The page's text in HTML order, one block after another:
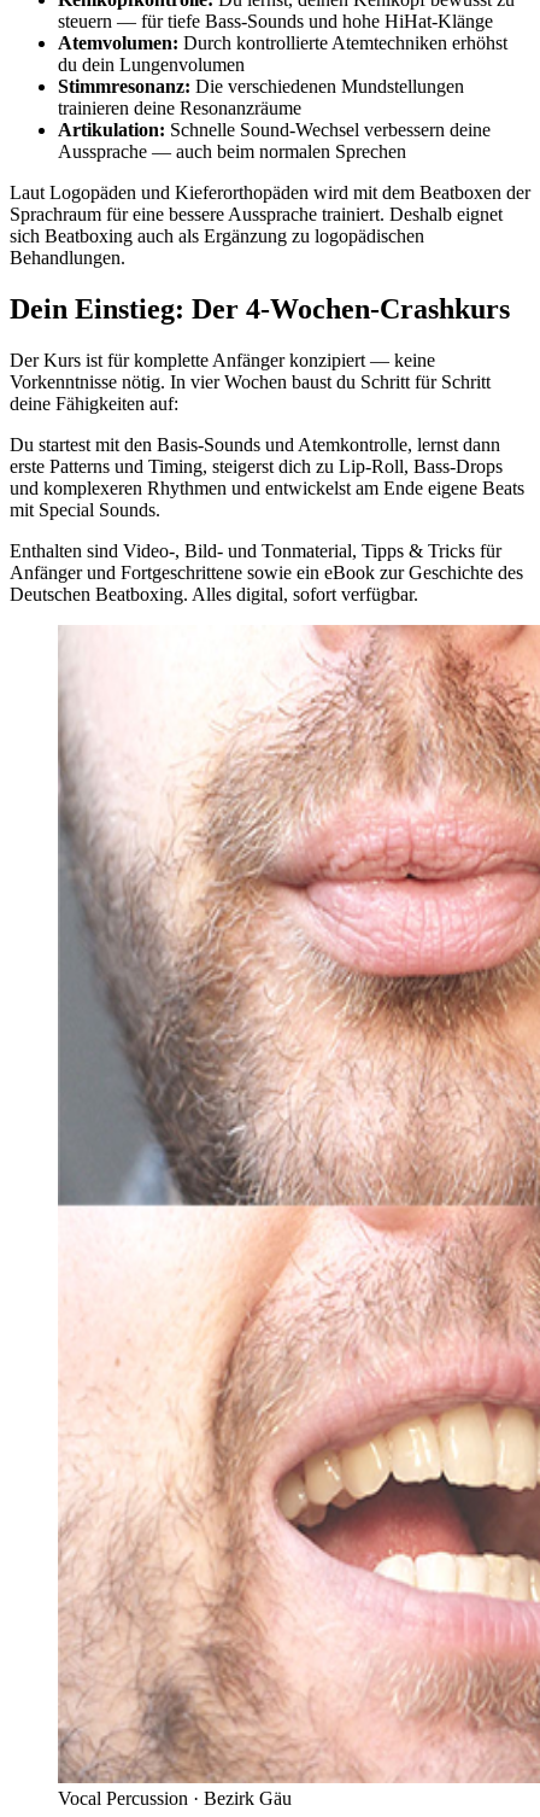
steuern — für tiefe Bass-Sounds und hohe HiHat-Klänge
Atemvolumen: Durch kontrollierte Atemtechniken erhöhst
du dein Lungenvolumen
Stimmresonanz: Die verschiedenen Mundstellungen
trainieren deine Resonanzräume
Artikulation: Schnelle Sound-Wechsel verbessern deine
Aussprache — auch beim normalen Sprechen
Laut Logopäden und Kieferorthopäden wird mit dem Beatboxen der
Sprachraum für eine bessere Aussprache trainiert. Deshalb eignet
sich Beatboxing auch als Ergänzung zu logopädischen
Behandlungen.
Dein Einstieg: Der 4-Wochen-Crashkurs
Der Kurs ist für komplette Anfänger konzipiert — keine
Vorkenntnisse nötig. In vier Wochen baust du Schritt für Schritt
deine Fähigkeiten auf:
Du startest mit den Basis-Sounds und Atemkontrolle, lernst dann
erste Patterns und Timing, steigerst dich zu Lip-Roll, Bass-Drops
und komplexeren Rhythmen und entwickelst am Ende eigene Beats
mit Special Sounds.
Enthalten sind Video-, Bild- und Tonmaterial, Tipps & Tricks für
Anfänger und Fortgeschrittene sowie ein eBook zur Geschichte des
Deutschen Beatboxing. Alles digital, sofort verfügbar.
Vocal Percussion · Bezirk Gäu